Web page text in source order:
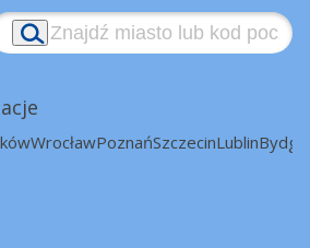
WrocławPoznańSzczecinLublin